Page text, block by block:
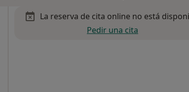
La reserva de cita online no está
Pedir una cita